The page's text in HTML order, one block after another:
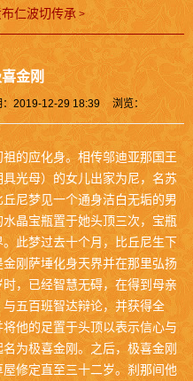
仁波切传承 >
金刚
：2019-12-29 18:39 浏览：
的应化身。相传邬迪亚那国王
光母）的女儿出家为尼，名苏
尼梦见一个通身洁白无垢的男
晶宝瓶置于她头顶三次，宝瓶
此梦过去十个月，比丘尼生下
刚萨埵化身天界并在那里弘扬
，已经智慧无碍，在得到母亲
五百班智达辩论，并获得全
他的足置于头顶以表示信心与
为极喜金刚。之后，极喜金刚
修定直至三十二岁。刹那间他